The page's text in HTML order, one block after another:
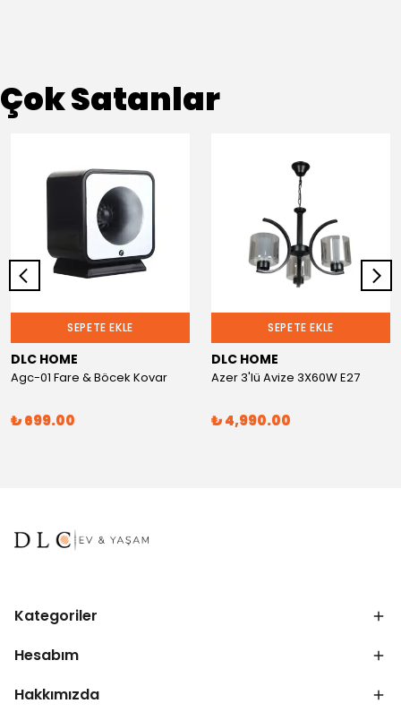
Çok Satanlar
SEPETE EKLE
DLC HOME
Agc-01 Fare & Böcek Kovar
₺ 699.00
SEPETE EKLE
DLC HOME
Azer 3'lü Avize 3X60W E27
₺ 4,990.00
Kategoriler
Hesabım
Hakkımızda